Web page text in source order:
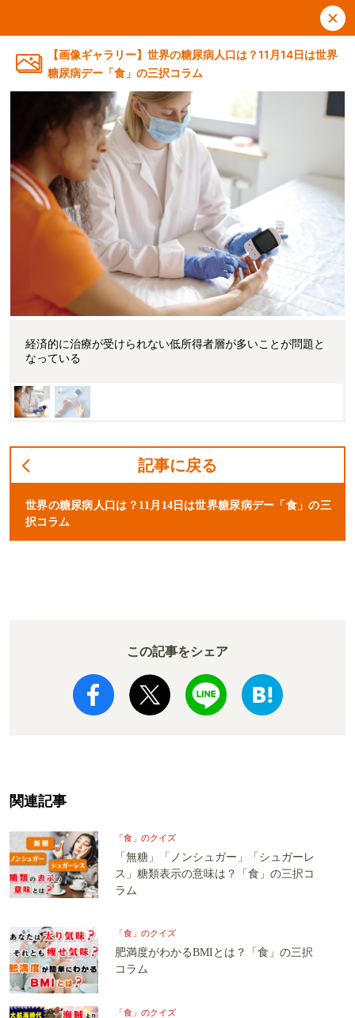
【画像ギャラリー】世界の糖尿病人口は？11月14日は世界
糖尿病デー「食」の三択コラム
経済的に治療が受けられない低所得者層が多いことが問題と
なっている
記事に戻る
世界の糖尿病人口は？11月14日は世界糖尿病デー「食」の三
択コラム
この記事をシェア
関連記事
「食」のクイズ
「無糖」「ノンシュガー」「シュガーレ
ス」糖類表示の意味は？「食」の三択コ
ラム
「食」のクイズ
肥満度がわかるBMIとは？「食」の三択
コラム
「食」のクイズ